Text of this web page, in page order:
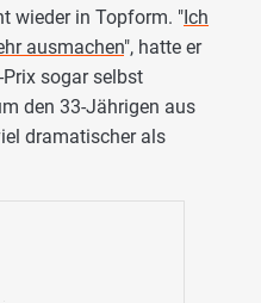
wieder in Topform. "Ich
ausmachen", hatte er
sogar selbst
den 33-Jährigen aus
dramatischer als